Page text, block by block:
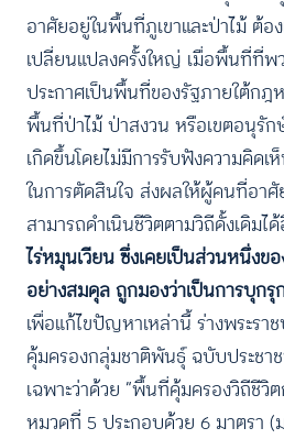
อาศัยอยู่ในพื้นที่ภูเขาและป่าไม้ ต้
เปลี่ยนแปลงครั้งใหญ่ เมื่อพื้นที่ที่พว
ประกาศเป็นพื้นที่ของรัฐภายใต้ก
พื้นที่ป่าไม้ ป่าสงวน หรือเขตอนุรัก
เกิดขึ้นโดยไม่มีการรับฟังความคิด
ในการตัดสินใจ ส่งผลให้ผู้คนที่อา
สามารถดำเนินชีวิตตามวิถีดั้งเดิมไ
ไร่หมุนเวียน ซึ่งเคยเป็นส่วนหนึ่งข
อย่างสมดุล ถูกมองว่าเป็นการบุก
เพื่อแก้ไขปัญหาเหล่านี้ ร่างพระร
คุ้มครองกลุ่มชาติพันธุ์ ฉบับประชา
เฉพาะว่าด้วย “พื้นที่คุ้มครองวิถีชีวิ
หมวดที่ 5 ประกอบด้วย 6 มาตรา (ม